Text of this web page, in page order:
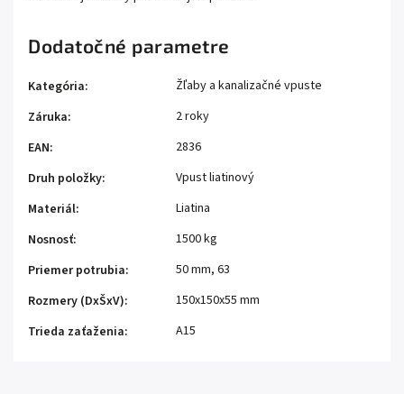
Dodatočné parametre
Kategória:
Žľaby a kanalizačné vpuste
Záruka:
2 roky
EAN:
2836
Druh položky:
Vpust liatinový
Materiál:
Liatina
Nosnosť:
1500 kg
Priemer potrubia: 50 mm, 63
Rozmery (DxŠxV):
150x150x55 mm
Trieda zaťaženia: A15